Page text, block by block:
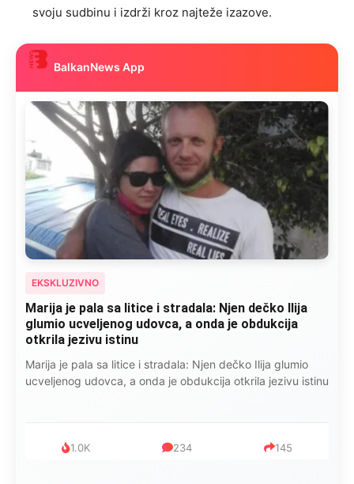
svoju sudbinu i izdrži kroz najteže izazove.
BalkanNews App
EKSKLUZIVNO
Marija je pala sa litice i stradala: Njen dečko Ilija
glumio ucveljenog udovca, a onda je obdukcija
otkrila jezivu istinu
Marija je pala sa litice i stradala: Njen dečko Ilija glumio
ucveljenog udovca, a onda je obdukcija otkrila jezivu istinu
1.0K 234 145